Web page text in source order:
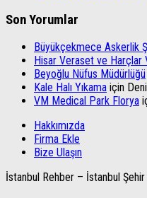
Son Yorumlar
Büyükçekmece Askerlik
Hisar Veraset ve Harçlar
Beyoğlu Nüfus Müdürlüğü
Kale Halı Yıkama için
VM Medical Park Florya
Hakkımızda
Firma Ekle
Bize Ulaşın
İstanbul Rehber – İstanbul